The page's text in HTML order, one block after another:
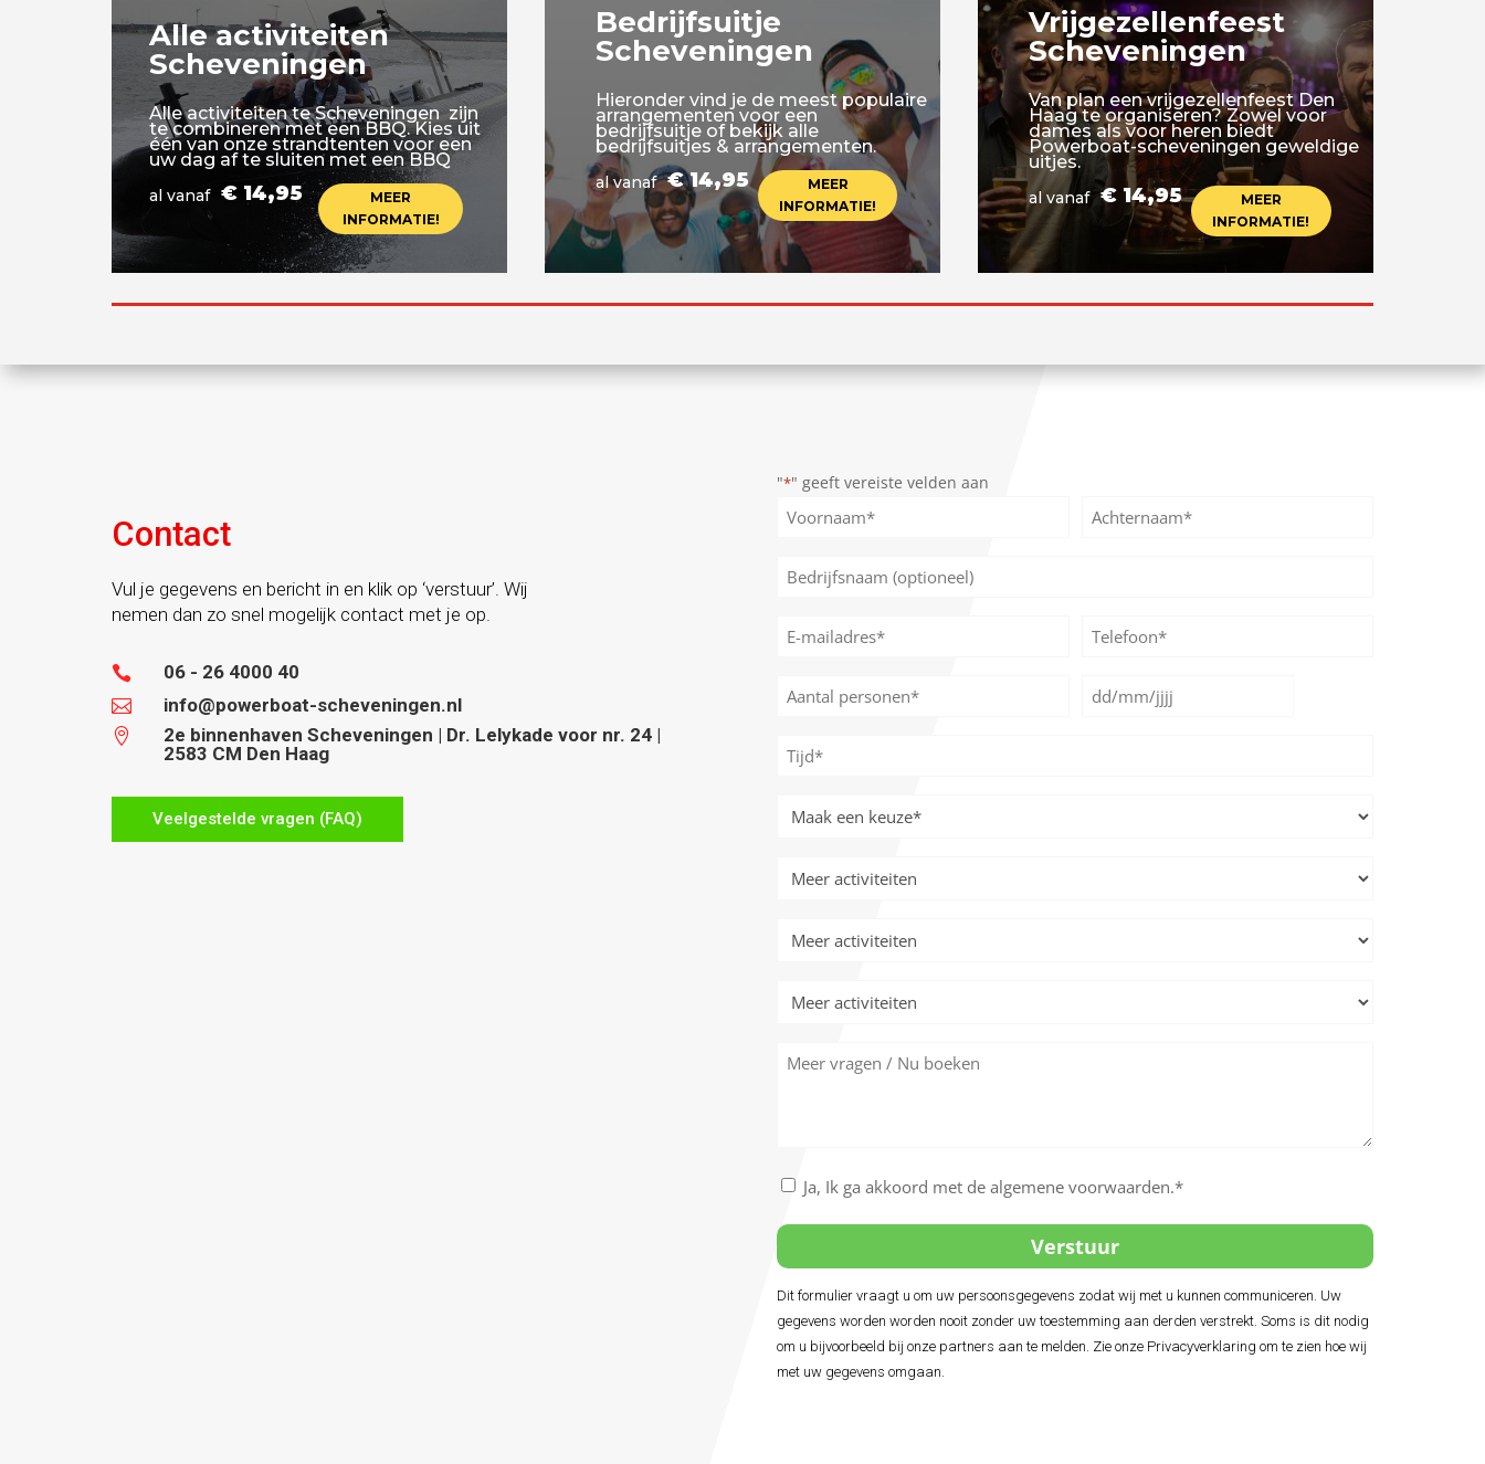
Alle activiteiten
Scheveningen
Alle activiteiten te Scheveningen zijn
te combineren met een BBQ. Kies uit
één van onze strandtenten voor een
uw dag af te sluiten met een BBQ
al vanaf € 14,95
MEER
INFORMATIE!
Bedrijfsuitje
Scheveningen
Hieronder vind je de meest populaire
arrangementen voor een
bedrijfsuitje of bekijk alle
bedrijfsuitjes & arrangementen.
al vanaf € 14,95
MEER
INFORMATIE!
Vrijgezellenfeest
Scheveningen
Van plan een vrijgezellenfeest Den
Haag te organiseren? Zowel voor
dames als voor heren biedt
Powerboat-scheveningen geweldige
uitjes.
al vanaf € 14,95
MEER
INFORMATIE!
Contact
Vul je gegevens en bericht in en klik op ‘verstuur’. Wij
nemen dan zo snel mogelijk contact met je op.
 06 - 26 4000 40
 info@powerboat-scheveningen.nl

2e binnenhaven Scheveningen | Dr. Lelykade voor nr. 24 |
2583 CM Den Haag
Veelgestelde vragen (FAQ)
"*" geeft vereiste velden aan
Naam
Bedrijfsnaam
(optioneel)
E-
Telefoon*
Aantal
personen
Datum
DD
Tijd
Meer
activiteiten
Meer
activiteiten
Meer
activiteiten
Meer
activiteiten
Meer
Akkoord
de
algemene
voorwaarden
Ja, Ik ga akkoord met de algemene voorwaarden.*
Dit formulier vraagt u om uw persoonsgegevens zodat wij met u kunnen communiceren. Uw
gegevens worden worden nooit zonder uw toestemming aan derden verstrekt. Soms is dit nodig
om u bijvoorbeeld bij onze partners aan te melden. Zie onze Privacyverklaring om te zien hoe wij
met uw gegevens omgaan.